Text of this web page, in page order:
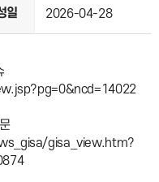
일 2026-04-28
gisa_view.htm?